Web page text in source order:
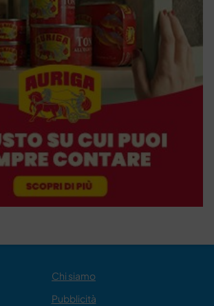
Chi siamo
Pubblicità